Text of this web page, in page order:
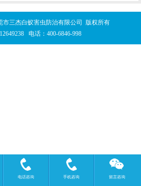
市三杰白蚁害虫防治有限公司 版权所有
电话：400-6846-998
电话咨询 手机咨询 留言咨询